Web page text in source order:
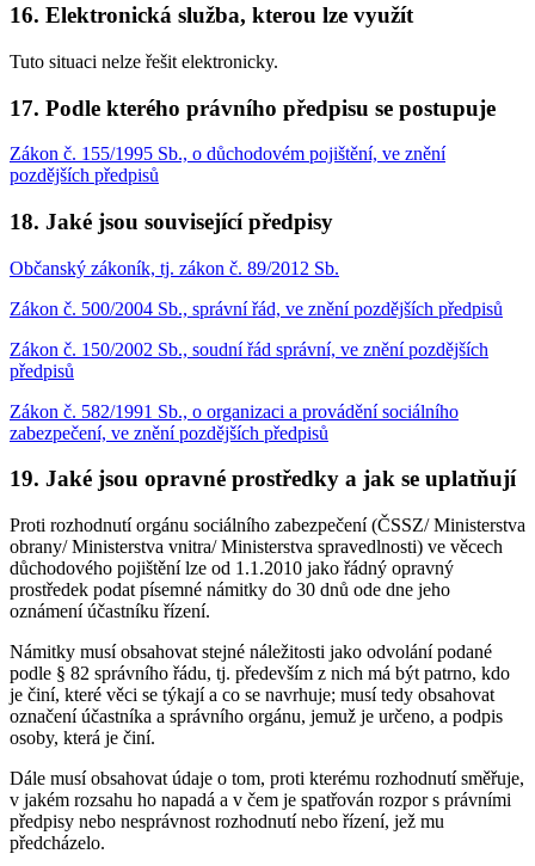
16. Elektronická služba, kterou lze využít
Tuto situaci nelze řešit elektronicky.
17. Podle kterého právního předpisu se postupuje
Zákon č. 155/1995 Sb., o důchodovém pojištění, ve znění
pozdějších předpisů
18. Jaké jsou související předpisy
Občanský zákoník, tj. zákon č. 89/2012 Sb.
Zákon č. 500/2004 Sb., správní řád, ve znění pozdějších předpisů
Zákon č. 150/2002 Sb., soudní řád správní, ve znění pozdějších
předpisů
Zákon č. 582/1991 Sb., o organizaci a provádění sociálního
zabezpečení, ve znění pozdějších předpisů
19. Jaké jsou opravné prostředky a jak se uplatňují
Proti rozhodnutí orgánu sociálního zabezpečení (ČSSZ/ Ministerstva
obrany/ Ministerstva vnitra/ Ministerstva spravedlnosti) ve věcech
důchodového pojištění lze od 1.1.2010 jako řádný opravný
prostředek podat písemné námitky do 30 dnů ode dne jeho
oznámení účastníku řízení.
Námitky musí obsahovat stejné náležitosti jako odvolání podané
podle § 82 správního řádu, tj. především z nich má být patrno, kdo
je činí, které věci se týkají a co se navrhuje; musí tedy obsahovat
označení účastníka a správního orgánu, jemuž je určeno, a podpis
osoby, která je činí.
Dále musí obsahovat údaje o tom, proti kterému rozhodnutí směřuje,
v jakém rozsahu ho napadá a v čem je spatřován rozpor s právními
předpisy nebo nesprávnost rozhodnutí nebo řízení, jež mu
předcházelo.